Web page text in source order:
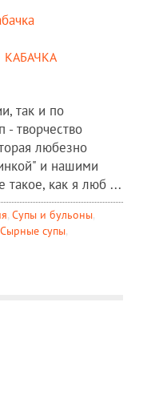
так и по
- творчество
любезно
и нашими
такое, как я люб ...
, Супы и бульоны,
Сырные супы,